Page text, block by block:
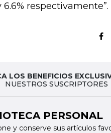
respectivamente”.
LOS BENEFICIOS
NUESTROS SUSCRIPTORES
PERSONAL
y conserve sus artículos